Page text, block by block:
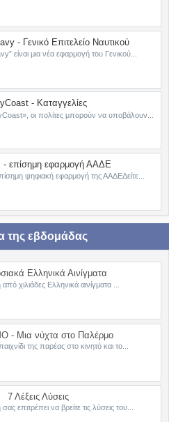
- Γενικό Επιτελείο Ναυτικού
είναι μια νέα εφαρμογή του Γενικού...
- Καταγγελίες
οι πολίτες μπορούν να υποβάλουν...
- επίσημη εφαρμογή ΑΑΔΕ
ψηφιακή εφαρμογή της ΑΑΔΕΔείτε...
της εβδομάδας
Ελληνικά Αινίγματα
χιλιάδες Ελληνικά αινίγματα ...
- Μια νύχτα στο Παλέρμο
της παρέας στο κινητό και το...
7 Λέξεις Λύσεις
επιτρέπει να βρείτε τις λύσεις του...